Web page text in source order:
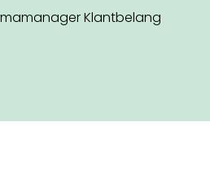
Klantbelang